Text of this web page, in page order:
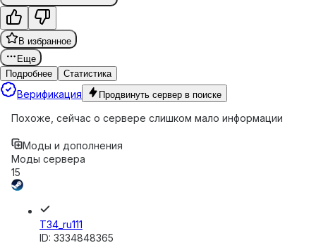
В избранное
Еще
Подробнее
Статистика
Верификация Продвинуть сервер в поиске
Похоже, сейчас о сервере слишком мало информации
Моды и дополнения
Моды сервера
15
T34_ru111
ID: 3334848365